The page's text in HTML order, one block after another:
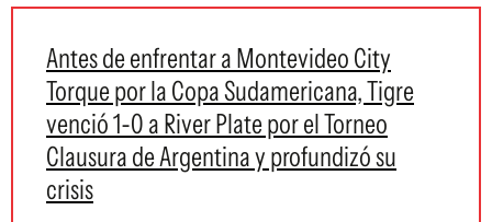
Antes de enfrentar a Montevideo City
Torque por la Copa Sudamericana, Tigre
venció 1-0 a River Plate por el Torneo
Clausura de Argentina y profundizó su
crisis